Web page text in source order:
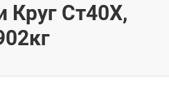
Круг Ст40Х,